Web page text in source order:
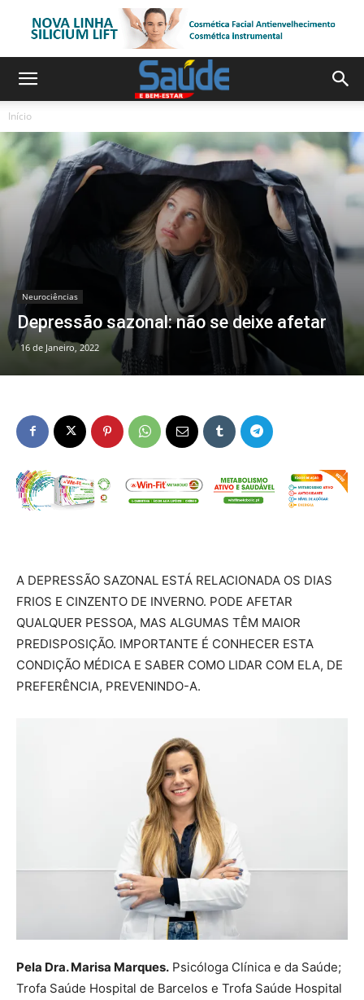
Início
Neurociências
Depressão sazonal: não se deixe afetar
16 de Janeiro, 2022
A DEPRESSÃO SAZONAL ESTÁ RELACIONADA OS DIAS
FRIOS E CINZENTO DE INVERNO. PODE AFETAR
QUALQUER PESSOA, MAS ALGUMAS TÊM MAIOR
PREDISPOSIÇÃO. IMPORTANTE É CONHECER ESTA
CONDIÇÃO MÉDICA E SABER COMO LIDAR COM ELA, DE
PREFERÊNCIA, PREVENINDO-A.
Pela Dra. Marisa Marques. Psicóloga Clínica e da Saúde;
Trofa Saúde Hospital de Barcelos e Trofa Saúde Hospital